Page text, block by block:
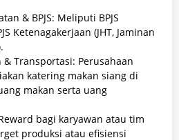
& BPJS: Meliputi BPJS
Ketenagakerjaan (JHT, Jaminan
Transportasi: Perusahaan
katering makan siang di
makan serta uang
bagi karyawan atau tim
produksi atau efisiensi